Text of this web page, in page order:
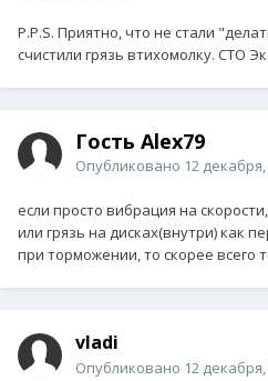
P.P.S. Приятно, что не стали
счистили грязь втихомолку. СТО
Гость Alex79
Опубликовано 12
если просто вибрация на
или грязь на дисках(внутри) как
при торможении, то скорее всего
vladi
Опубликовано 12